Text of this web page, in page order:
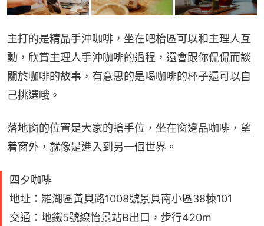
主打的是精品手沖咖啡，坐在吧枱區可以和主理人互
動，欣賞主理人手沖咖啡的過程，還會跟你侃侃而談
關於咖啡的故事，有意思的是喝咖啡的杯子還可以自
己挑選哦。
落地窗的位置是大家的搶手位，坐在窗邊品咖啡，望
着窗外，就像是進入到另一個世界。
四夕咖啡
地址：羅湖區黃貝路1008號景貝南小區38棟101
交通：地鐵5號線怡景站B出口，步行420m